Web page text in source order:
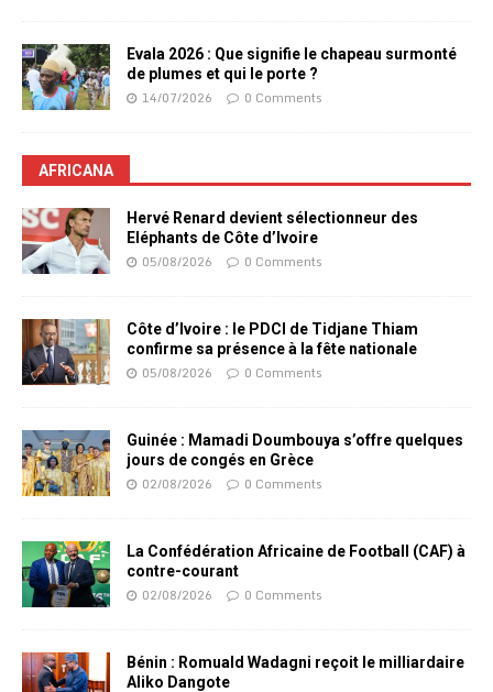
Evala 2026 : Que signifie le chapeau surmonté
de plumes et qui le porte ?
14/07/2026 0 Comments
AFRICANA
Hervé Renard devient sélectionneur des
Eléphants de Côte d’Ivoire
05/08/2026 0 Comments
Côte d’Ivoire : le PDCI de Tidjane Thiam
confirme sa présence à la fête nationale
05/08/2026 0 Comments
Guinée : Mamadi Doumbouya s’offre quelques
jours de congés en Grèce
02/08/2026 0 Comments
La Confédération Africaine de Football (CAF) à
contre-courant
02/08/2026 0 Comments
Bénin : Romuald Wadagni reçoit le milliardaire
Aliko Dangote